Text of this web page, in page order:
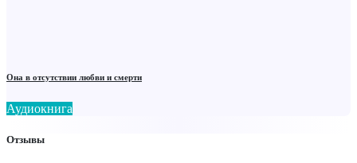
Она в отсутствии любви и смерти
Аудиокнига
Отзывы